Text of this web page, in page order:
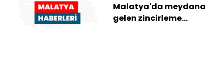
Malatya'da meydana
gelen zincirleme